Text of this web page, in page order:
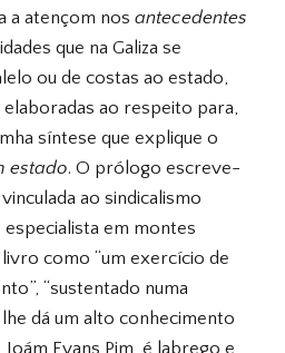
a atençom nos antecedentes
que na Galiza se
ou de costas ao estado,
elaboradas ao respeito para,
síntese que explique o
estado. O prólogo escreve-
ao sindicalismo
em montes
livro como “um exercício de
“sustentado numa
dá um alto conhecimento
Joám Evans Pim, é labrego e